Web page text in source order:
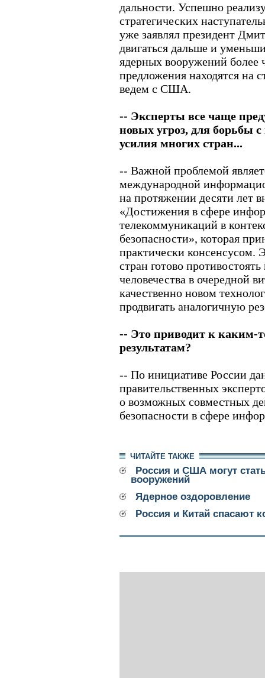
дальности. Успешно
стратегических
уже заявлял президент
двигаться дальше и
ядерных вооружений более
предложения находятся на
ведем с США.
-- Эксперты все чаще
новых угроз, для борьбы
усилия многих стран...
-- Важной проблемой
международной
на протяжении десяти лет
«Достижения в сфере
телекоммуникаций в
безопасности», которая
практически консенсусом.
стран готово
человечества в очередной
качественно новом
продвигать аналогичную
-- Это приводит к каким-
результатам?
-- По инициативе России
правительственных
о возможных совместных
безопасности в сфере
ЧИТАЙТЕ ТАКЖЕ
Россия и США могут
вооружений
Ядерное оздоровление
Россия и Китай спасают